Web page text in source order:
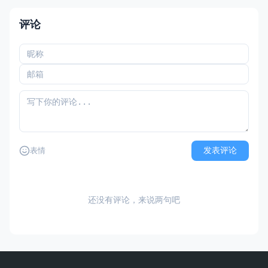
评论
表情 发表评论
还没有评论，来说两句吧